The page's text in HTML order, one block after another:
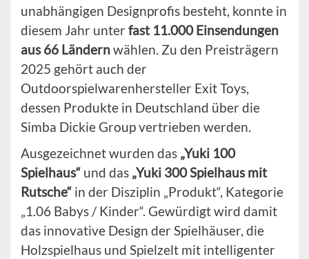
unabhängigen Designprofis besteht, konnte in
diesem Jahr unterfast 11.000 Einsendungen
aus 66 Ländernwählen. Zu den Preisträgern
2025 gehört auch der
Outdoorspielwarenhersteller Exit Toys,
dessen Produkte in Deutschland über die
Simba Dickie Group vertrieben werden.
Ausgezeichnet wurden das „Yuki 100
Spielhaus“ und das „Yuki 300 Spielhaus mit
Rutsche“ in der Disziplin „Produkt“, Kategorie
„1.06 Babys / Kinder“. Gewürdigt wird damit
das innovative Design der Spielhäuser, die
Holzspielhaus und Spielzelt mit intelligenter